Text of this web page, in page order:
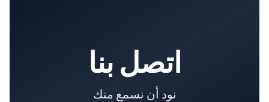
اتصل بنا
نود أن نسمع منك